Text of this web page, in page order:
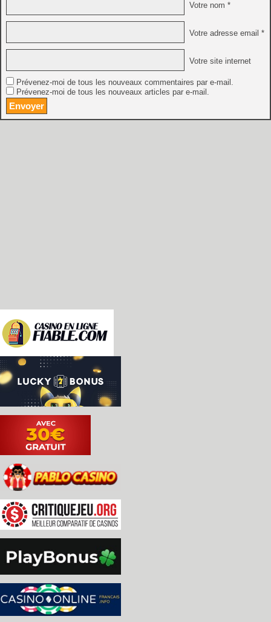
Votre nom *
Votre adresse email *
Votre site internet
Prévenez-moi de tous les nouveaux commentaires par e-mail.
Prévenez-moi de tous les nouveaux articles par e-mail.